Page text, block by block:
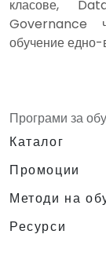
класове,
Governance
обучение
Програми за
Каталог
Промоции
Методи на
Ресурси